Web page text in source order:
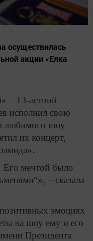
осуществилась
акции «Елка
– 13-летний
исполнил свою
любимого шоу
их концерт,
Его мечтой было
– сказала
эмоциях
на шоу ему и его
Президента